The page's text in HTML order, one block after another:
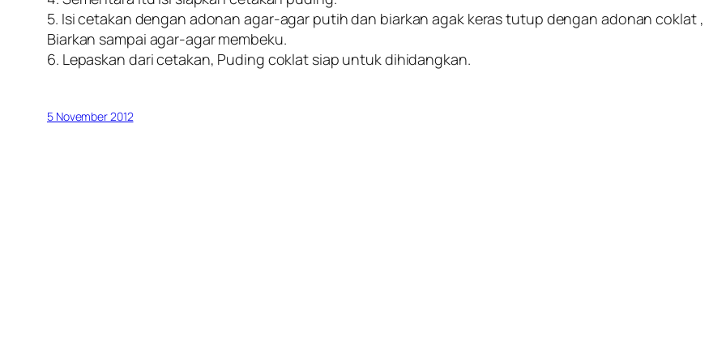
5. Isi cetakan dengan adonan agar-agar putih dan biarkan agak keras tutup dengan adonan coklat ,
Biarkan sampai agar-agar membeku.
6. Lepaskan dari cetakan, Puding coklat siap untuk dihidangkan.
5 November 2012